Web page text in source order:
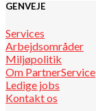
GENVEJE
Services
Arbejdsområder
Miljøpolitik
Om PartnerService
Ledige jobs
Kontakt os